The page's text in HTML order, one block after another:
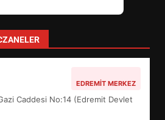
EDREMIT MERKEZ
Caddesi No:14 (Edremit Devlet
ENERJİ HAMLESİNİ
GÖZLER İVRİNDİ’DE